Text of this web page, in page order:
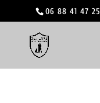
06 88 41 47 25